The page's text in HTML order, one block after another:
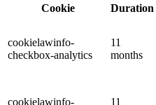
Cookie
Duration
cookielawinfo-
checkbox-analytics
11
months
cookielawinfo-
11